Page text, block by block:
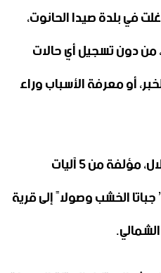
سيارات توغلت في بلدة صيدا الحانوت،
دون تسجيل أي حالات
أو معرفة الأسباب وراء
كما توغلت دورية لجيش الاحتلال، مؤلفة من 5 آليات
الخشب وصولاً إلى قرية